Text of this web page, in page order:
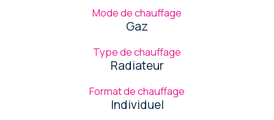
Mode de chauffage
Gaz
Type de chauffage
Radiateur
Format de chauffage
Individuel